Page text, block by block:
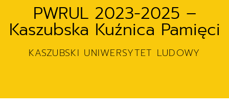
PWRUL 2023-2025 –
Kaszubska Kuźnica Pamięci
KASZUBSKI UNIWERSYTET LUDOWY